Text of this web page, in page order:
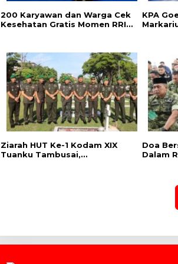
‎200 Karyawan dan Warga Cek
Kesehatan Gratis Momen RRI
‎KPA
Ziarah HUT Ke-1 Kodam XIX
Tuanku Tambusai,
Doa
Dalam